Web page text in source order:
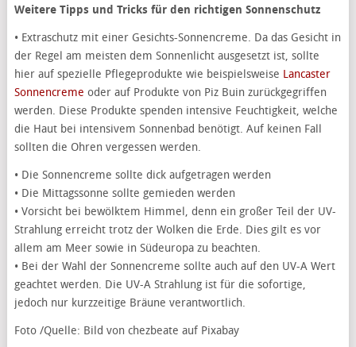
Weitere Tipps und Tricks für den richtigen Sonnenschutz
• Extraschutz mit einer Gesichts-Sonnencreme. Da das Gesicht in
der Regel am meisten dem Sonnenlicht ausgesetzt ist, sollte
hier auf spezielle Pflegeprodukte wie beispielsweise Lancaster
Sonnencreme oder auf Produkte von Piz Buin zurückgegriffen
werden. Diese Produkte spenden intensive Feuchtigkeit, welche
die Haut bei intensivem Sonnenbad benötigt. Auf keinen Fall
sollten die Ohren vergessen werden.
• Die Sonnencreme sollte dick aufgetragen werden
• Die Mittagssonne sollte gemieden werden
• Vorsicht bei bewölktem Himmel, denn ein großer Teil der UV-
Strahlung erreicht trotz der Wolken die Erde. Dies gilt es vor
allem am Meer sowie in Südeuropa zu beachten.
• Bei der Wahl der Sonnencreme sollte auch auf den UV-A Wert
geachtet werden. Die UV-A Strahlung ist für die sofortige,
jedoch nur kurzzeitige Bräune verantwortlich.
Foto /Quelle: Bild von chezbeate auf Pixabay